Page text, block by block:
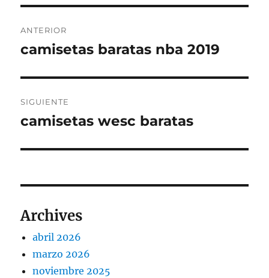
de
ANTERIOR
Entrada
camisetas baratas nba 2019
SIGUIENTE
Entrada
camisetas wesc baratas
Archives
abril 2026
marzo 2026
noviembre 2025